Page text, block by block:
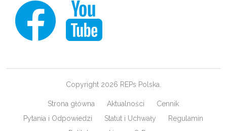
Copyright 2026 REPs Polska.
Strona główna Aktualności
Cennik
Pytania i Odpowiedzi
Statut i Uchwały
Regulamin